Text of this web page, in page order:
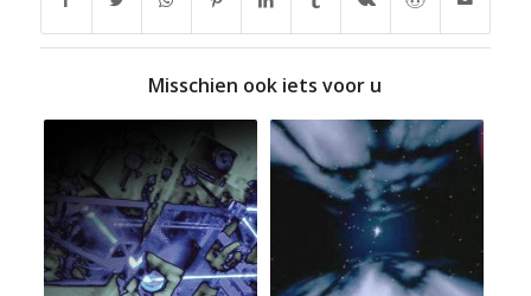
Misschien ook iets voor u